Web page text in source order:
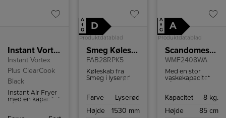
Instant Vortex Plus ClearCook Black
Instant Vortex
Plus ClearCook
Black
Instant Air Fryer
med en kapacitet
A
↑
G
D
Produktdatablad
Smeg Køleskab m/fryseboks
FAB28RPK5
Køleskab fra
Smeg i lyserød
og LED
Farve
Lyserød
Højde
1530 mm
A
↑
G
A
Produktdatablad
Scandomestic Vaskemaskine
WMF2408WA
Med en stor
vaskekapacitet
nemt klare den
husholdning. Du
Kapacitet
8 kg.
Højde
85 cm